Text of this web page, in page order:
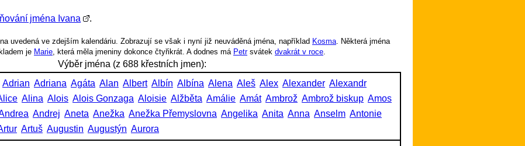
jména Ivana .
uvedená ve zdejším kalendáriu. Zobrazují se však i nyní již neuváděná jména, například Kosma . Některá jména
je Marie , která měla jmeniny dokonce čtyřikrát. A dodnes má Petrsvátek dvakrát v roce
Výběr jména (z 688 křestních jmen):
Adrian Adriana Agáta Alan Albert Albín Albína Alena Aleš Alex Alexander Alexandr
Alina Alois Alois Gonzaga Aloisie Alžběta Amálie Amát Ambrož Ambrož biskup Amos
Andrej Aneta Anežka Anežka Přemyslovna Angelika Anita Anna Anselm Antonie
Artuš Augustin Augustýn Aurora